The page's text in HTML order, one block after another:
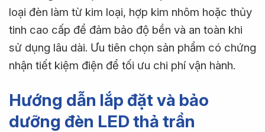
loại đèn làm từ kim loại, hợp kim nhôm hoặc thủy
tinh cao cấp để đảm bảo độ bền và an toàn khi
sử dụng lâu dài. Ưu tiên chọn sản phẩm có chứng
nhận tiết kiệm điện để tối ưu chi phí vận hành.
Hướng dẫn lắp đặt và bảo
dưỡng đèn LED thả trần